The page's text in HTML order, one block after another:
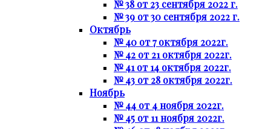
№ 38 от 23 сентября 2022 г.
№ 39 от 30 сентября 2022 г.
Октябрь
№ 40 от 7 октября 2022г.
№ 42 от 21 октября 2022г.
№ 41 от 14 октября 2022г.
№ 43 от 28 октября 2022г.
Ноябрь
№ 44 от 4 ноября 2022г.
№ 45 от 11 ноября 2022г.